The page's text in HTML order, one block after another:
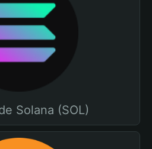
Solana (SOL)